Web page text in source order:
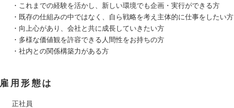
・これまでの経験を活かし、新しい環境でも企画・実行ができる方
・既存の仕組みの中ではなく、自ら戦略を考え主体的に仕事をしたい方
・向上心があり、会社と共に成長していきたい方
・多様な価値観を許容できる人間性をお持ちの方
・社内との関係構築力がある方
雇用形態は
正社員